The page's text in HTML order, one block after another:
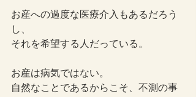
お産への過度な医療介入もあるだろう
し、
それを希望する人だっている。
お産は病気ではない。
自然なことであるからこそ、不測の事